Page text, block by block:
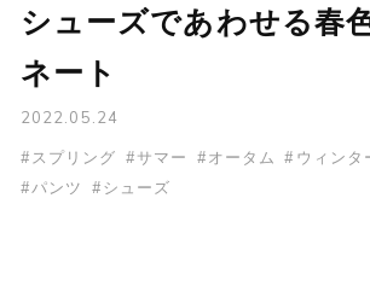
シューズであわせる春
ネート
2022.05.24
#スプリング #サマー #オータム #ウィンタ
#パンツ
#シューズ